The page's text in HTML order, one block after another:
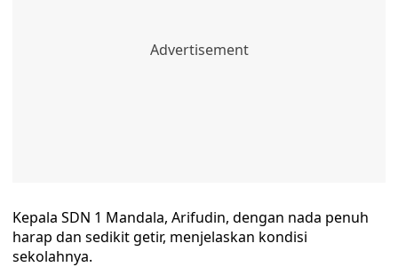
Kepala SDN 1 Mandala, Arifudin, dengan nada penuh
harap dan sedikit getir, menjelaskan kondisi
sekolahnya.